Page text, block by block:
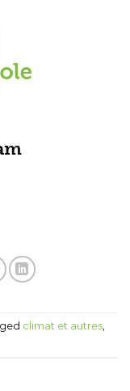
climat et autres,